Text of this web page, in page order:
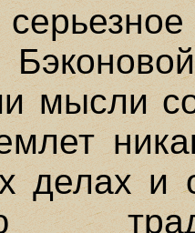
мысли
делах и